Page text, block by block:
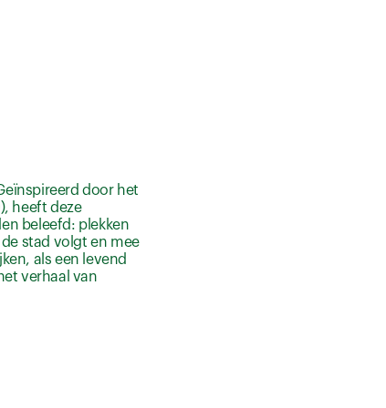
door het
heeft deze
beleefd: plekken
stad volgt en mee
als een levend
verhaal van